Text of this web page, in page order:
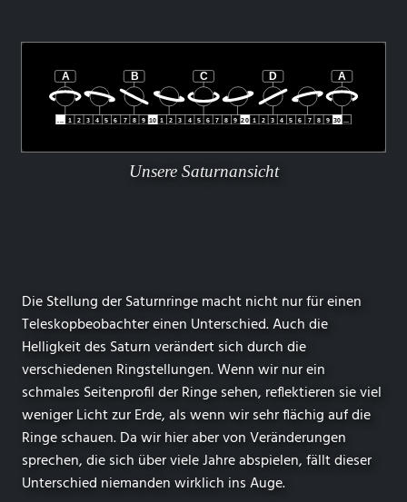
Unsere Saturnansicht
Die Stellung der Saturnringe macht nicht nur für einen
Teleskopbeobachter einen Unterschied. Auch die
Helligkeit des Saturn verändert sich durch die
verschiedenen Ringstellungen. Wenn wir nur ein
schmales Seitenprofil der Ringe sehen, reflektieren sie viel
weniger Licht zur Erde, als wenn wir sehr flächig auf die
Ringe schauen. Da wir hier aber von Veränderungen
sprechen, die sich über viele Jahre abspielen, fällt dieser
Unterschied niemanden wirklich ins Auge.